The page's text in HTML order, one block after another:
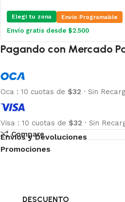
Elegí tu zona Envio Programable
Envío gratis desde $2.500
Pagando con Mercado
Oca : 10 cuotas de $32 · Sin
Visa : 10 cuotas de $32 · Sin
Compare
Envíos y Devoluciones
Promociones
DESCUENTO